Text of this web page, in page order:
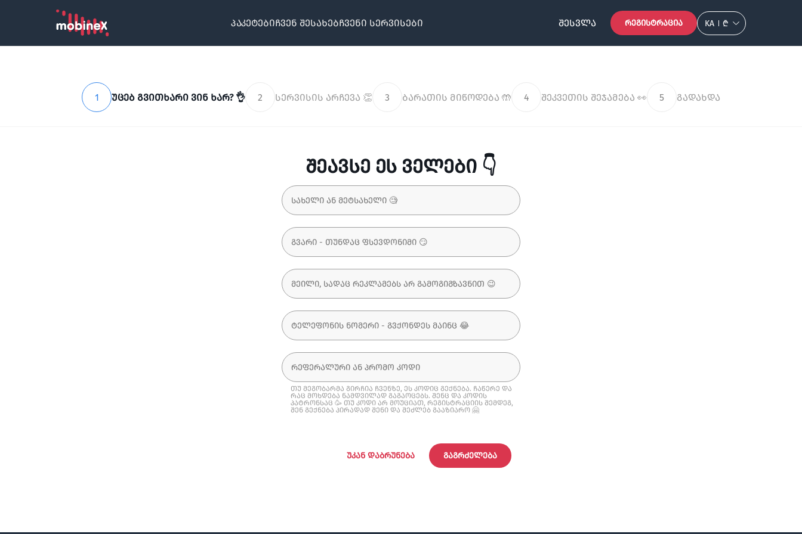
პაკეტებიჩვენ შესახებჩვენი სერვისები ᲨᲔᲡᲕᲚᲐ ᲠᲔᲒᲘᲡᲢᲠᲐᲪᲘᲐ KA ₾
1 უცებ გვითხარი ვინ ხარ? 👌 2 სერვისის არჩევა 👏 3 ბარათის მიწოდება 🤲 4 შეკვეთის შეჯამება 👀 5 გადახდა
შეავსე ეს ველები 👇
თუ მეგობარმა გირჩია ჩვენზე, ეს კოდიც გექნება. ჩაწერე და
რაც მოხდება ნამდვილად გაგაოცებს. შენც და კოდის
პატრონსაც 🥳 თუ კოდი არ მოუციათ, რეგისტრაციის შემდეგ,
შენ გექნება პირადად შენი და შეძლებ გააზიარო 🤗
ᲣᲙᲐᲜ ᲓᲐᲑᲠᲣᲜᲔᲑᲐ ᲒᲐᲒᲠᲫᲔᲚᲔᲑᲐ